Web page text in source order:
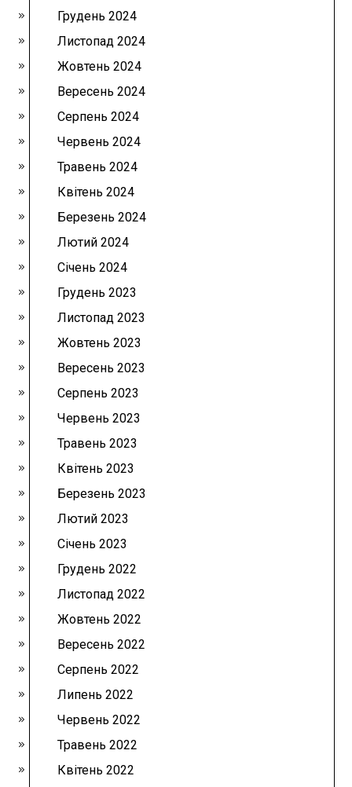
Грудень 2024
Листопад 2024
Жовтень 2024
Вересень 2024
Серпень 2024
Червень 2024
Травень 2024
Квітень 2024
Березень 2024
Лютий 2024
Січень 2024
Грудень 2023
Листопад 2023
Жовтень 2023
Вересень 2023
Серпень 2023
Червень 2023
Травень 2023
Квітень 2023
Березень 2023
Лютий 2023
Січень 2023
Грудень 2022
Листопад 2022
Жовтень 2022
Вересень 2022
Серпень 2022
Липень 2022
Червень 2022
Травень 2022
Квітень 2022